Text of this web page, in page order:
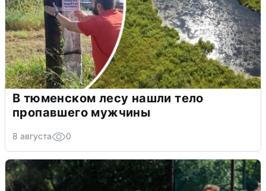
В тюменском лесу нашли тело
пропавшего мужчины
8 августа 0